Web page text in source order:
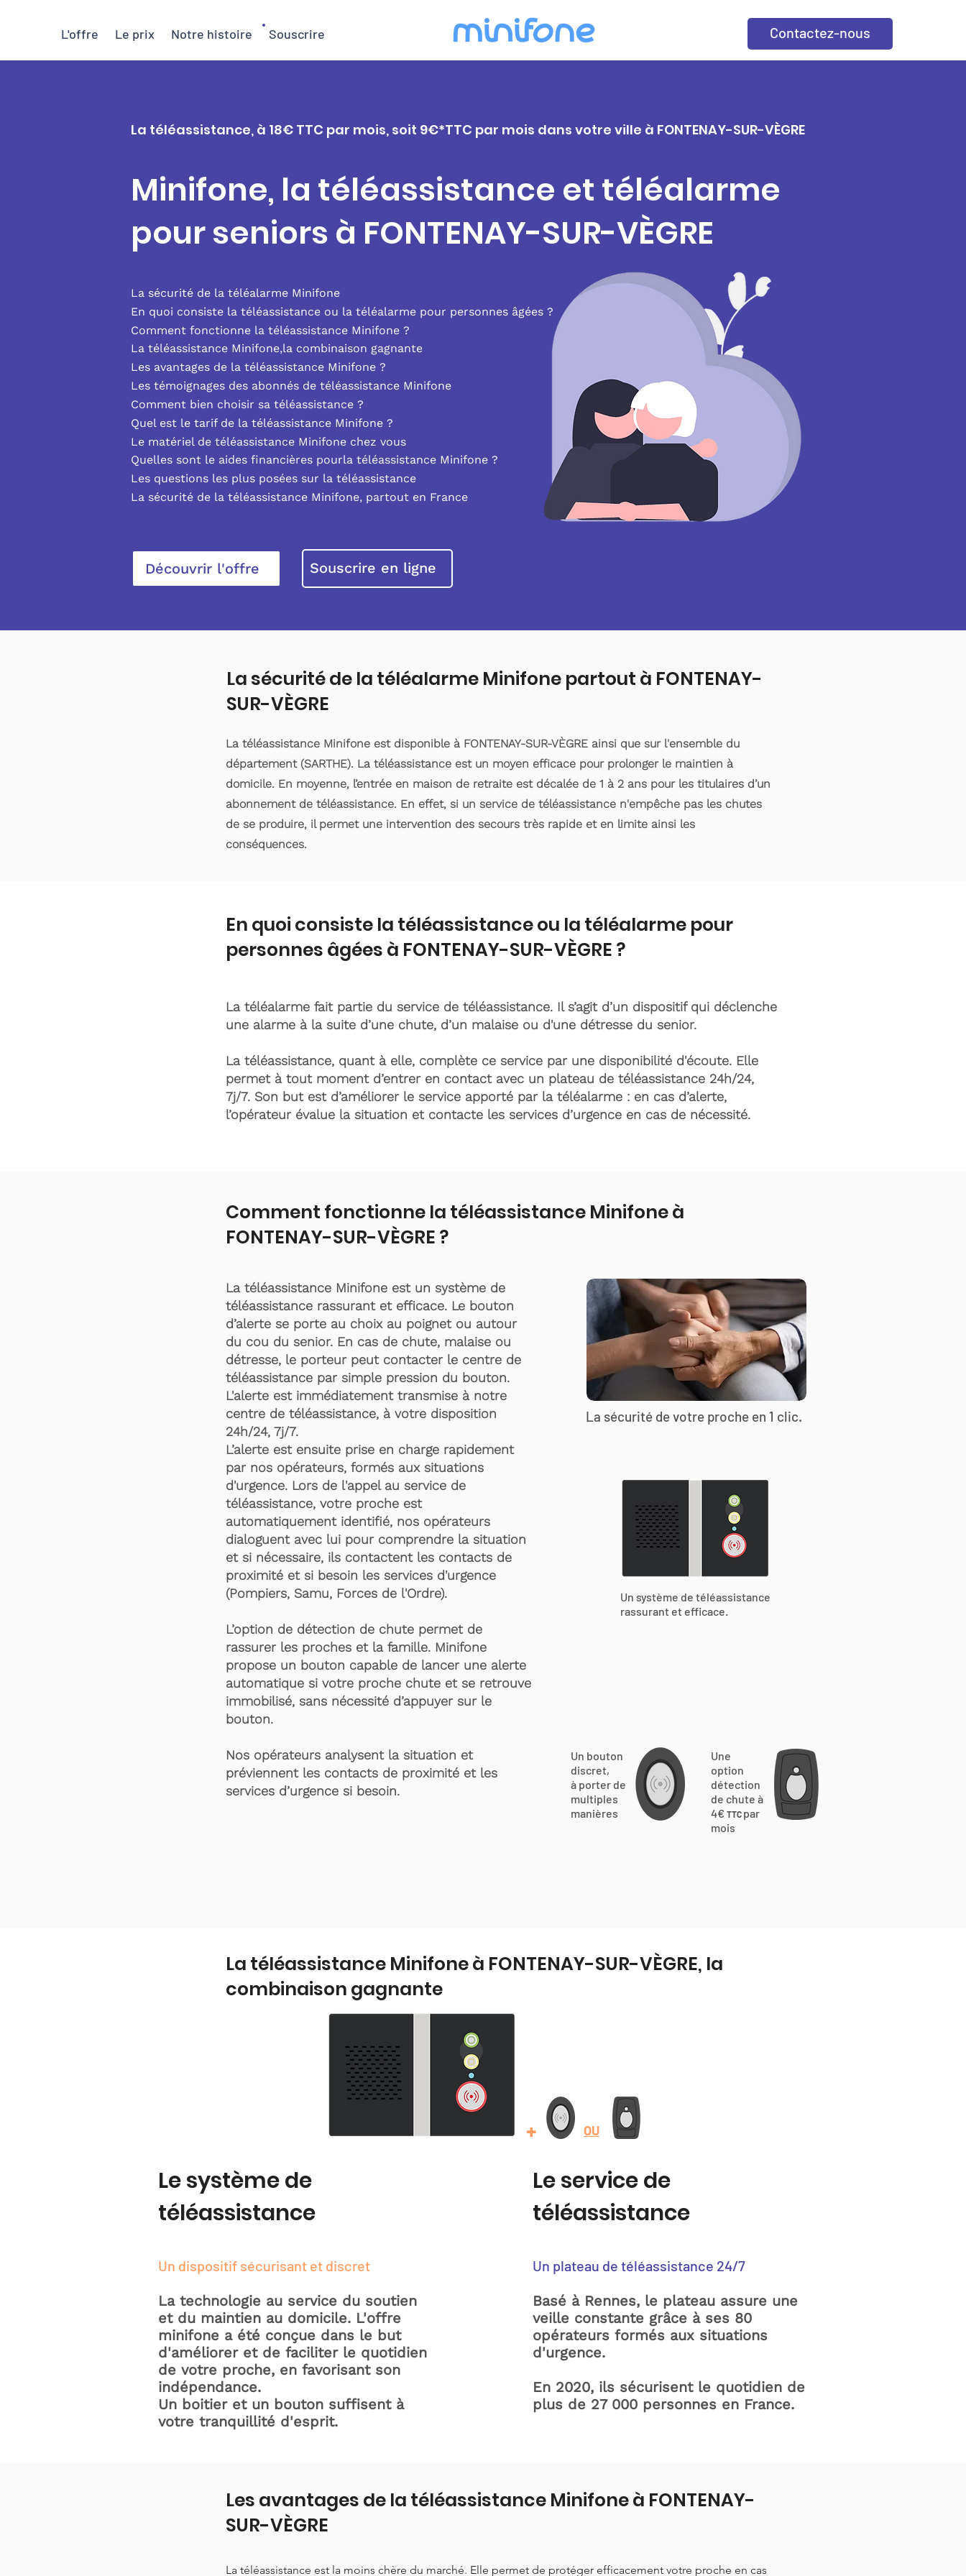
L'offre Le prix Notre histoire Souscrire Contactez-nous
La téléassistance, à 18€ TTC par mois, soit 9€*TTC par mois dans votre ville à FONTENAY-SUR-VÈGRE
Minifone, la téléassistance et téléalarme
pour seniors à FONTENAY-SUR-VÈGRE
La sécurité de la téléalarme Minifone
En quoi consiste la téléassistance ou la téléalarme pour personnes âgées ?
Comment fonctionne la téléassistance Minifone ?
La téléassistance Minifone,la combinaison gagnante
Les avantages de la téléassistance Minifone ?
Les témoignages des abonnés de téléassistance Minifone
Comment bien choisir sa téléassistance ?
Quel est le tarif de la téléassistance Minifone ?
Le matériel de téléassistance Minifone chez vous
Quelles sont le aides financières pourla téléassistance Minifone ?
Les questions les plus posées sur la téléassistance
La sécurité de la téléassistance Minifone, partout en France
Découvrir l'offre Souscrire en ligne
La sécurité de la téléalarme Minifone partout à FONTENAY-
SUR-VÈGRE
La téléassistance Minifone est disponible à FONTENAY-SUR-VÈGRE ainsi que sur l'ensemble du
département (SARTHE). La téléassistance est un moyen efficace pour prolonger le maintien à
domicile. En moyenne, l’entrée en maison de retraite est décalée de 1 à 2 ans pour les titulaires d’un
abonnement de téléassistance. En effet, si un service de téléassistance n'empêche pas les chutes
de se produire, il permet une intervention des secours très rapide et en limite ainsi les
conséquences.
En quoi consiste la téléassistance ou la téléalarme pour
personnes âgées à FONTENAY-SUR-VÈGRE ?
La téléalarme fait partie du service de téléassistance. Il s’agit d’un dispositif qui déclenche
une alarme à la suite d’une chute, d’un malaise ou d'une détresse du senior.
La téléassistance, quant à elle, complète ce service par une disponibilité d'écoute. Elle
permet à tout moment d’entrer en contact avec un plateau de téléassistance 24h/24,
7j/7. Son but est d’améliorer le service apporté par la téléalarme : en cas d’alerte,
l’opérateur évalue la situation et contacte les services d’urgence en cas de nécessité.
Comment fonctionne la téléassistance Minifone à
FONTENAY-SUR-VÈGRE ?
La téléassistance Minifone est un système de
téléassistance rassurant et efficace. Le bouton
d’alerte se porte au choix au poignet ou autour
du cou du senior. En cas de chute, malaise ou
détresse, le porteur peut contacter le centre de
téléassistance par simple pression du bouton.
L'alerte est immédiatement transmise à notre
centre de téléassistance, à votre disposition
24h/24, 7j/7.
L’alerte est ensuite prise en charge rapidement
par nos opérateurs, formés aux situations
d'urgence. Lors de l'appel au service de
téléassistance, votre proche est
automatiquement identifié, nos opérateurs
dialoguent avec lui pour comprendre la situation
et si nécessaire, ils contactent les contacts de
proximité et si besoin les services d'urgence
(Pompiers, Samu, Forces de l'Ordre).
L’option de détection de chute permet de
rassurer les proches et la famille. Minifone
propose un bouton capable de lancer une alerte
automatique si votre proche chute et se retrouve
immobilisé, sans nécessité d’appuyer sur le
bouton.
Nos opérateurs analysent la situation et
préviennent les contacts de proximité et les
services d’urgence si besoin.
La sécurité de votre proche en 1 clic.
Un système de téléassistance
rassurant et efficace.
Un bouton
discret,
à porter de
multiples
manières
Une
option
détection
de chute à
4€ TTC par
mois
La téléassistance Minifone à FONTENAY-SUR-VÈGRE, la
combinaison gagnante
Le système de
téléassistance
Un dispositif sécurisant et discret
La technologie au service du soutien
et du maintien au domicile. L'offre
minifone a été conçue dans le but
d'améliorer et de faciliter le quotidien
de votre proche, en favorisant son
indépendance.
Un boitier et un bouton suffisent à
votre tranquillité d'esprit.
+ OU
Le service de
téléassistance
Un plateau de téléassistance 24/7
Basé à Rennes, le plateau assure une
veille constante grâce à ses 80
opérateurs formés aux situations
d'urgence.
En 2020, ils sécurisent le quotidien de
plus de 27 000 personnes en France.
Les avantages de la téléassistance Minifone à FONTENAY-
SUR-VÈGRE
La téléassistance est la moins chère du marché. Elle permet de protéger efficacement votre proche en cas